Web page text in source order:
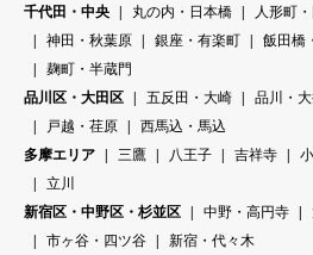
千代田・中央
丸の内・日本橋 人形町
神田・秋葉原
銀座・有楽町 飯田橋
麹町・半蔵門
品川区・大田区
五反田・大崎 品川・
戸越・荏原
西馬込・馬込
多摩エリア
三鷹 八王子 吉祥寺
立川
新宿区・中野区・杉並区
中野・高円寺
市ヶ谷・四ツ谷
新宿・代々木